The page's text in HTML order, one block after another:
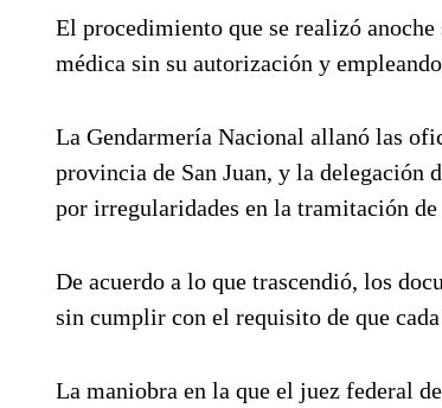
El procedimiento que se realizó
médica sin su autorización y
La Gendarmería Nacional allanó las
provincia de San Juan, y la delegación
por irregularidades en la tramitación
De acuerdo a lo que trascendió, los
sin cumplir con el requisito de que
La maniobra en la que el juez federal